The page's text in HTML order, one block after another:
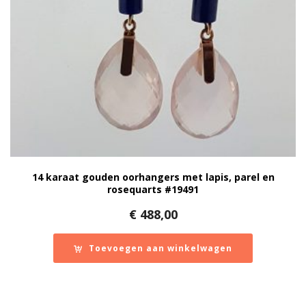
14 karaat gouden oorhangers met lapis, parel en
rosequarts #19491
€488,00
Toevoegen aan winkelwagen